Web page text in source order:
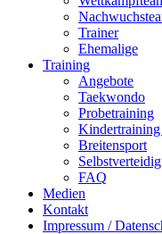
Trainer
Ehemalige
Training
Angebote
Taekwondo
Probetraining
Kindertraining
Breitensport
FAQ
Medien
Kontakt
Impressum /